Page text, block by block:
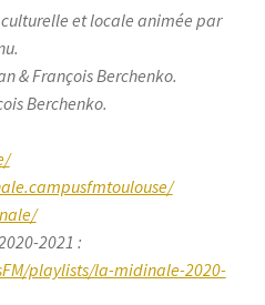
et locale animée par
& François Berchenko.
Berchenko.
2021 :
playlists/la-midinale-2020-